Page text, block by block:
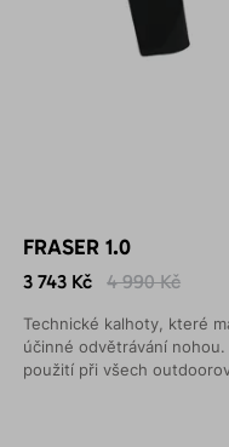
FRASER 1.0
3 743 Kč 4 990 Kč
Technické kalhoty, které
účinné odvětrávání
použití při všech